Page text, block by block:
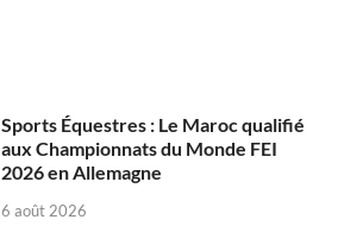
Sports Équestres : Le Maroc qualifié
aux Championnats du Monde FEI
2026 en Allemagne
6 août 2026